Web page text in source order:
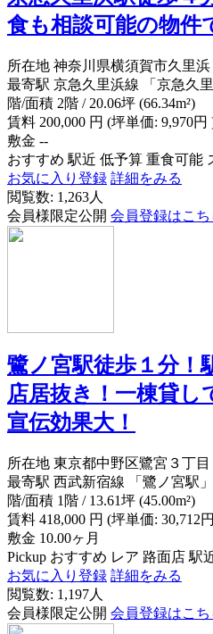
食も相談可能の物件
所在地 神奈川県横須賀市久里浜
最寄駅 京急久里浜線 「京急久
階/面積 2階 / 20.06坪 (66.34m²)
賃料 200,000 円 (坪単価: 9,970円
敷金 --
おすすめ 駅近 低予算 重食可能
お気に入り登録 詳細をみる
閲覧数: 1,263人
会員様限定公開 会員登録はこち
鷺ノ宮駅徒歩１分！
店居抜き！一棟貸し
宣伝効果大！
所在地 東京都中野区鷺宮３丁目
最寄駅 西武新宿線 「鷺ノ宮駅
階/面積 1階 / 13.61坪 (45.00m²)
賃料 418,000 円 (坪単価: 30,712
敷金 10.00ヶ月
Pickup おすすめ レア 路面店 駅
お気に入り登録 詳細をみる
閲覧数: 1,197人
会員様限定公開 会員登録はこち